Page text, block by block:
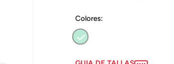
Colores: